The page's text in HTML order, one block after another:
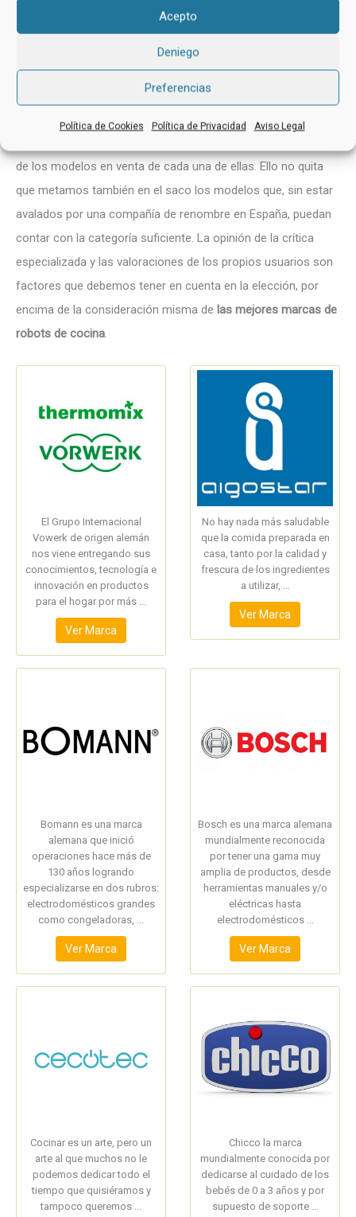
Acepto
Deniego
Preferencias
Política de Cookies Política de Privacidad Aviso Legal
modelos comparables por su naturaleza.
Top Marcas de Robots de Cocina
Cuando toca elegir un robot de cocina, lo primero que
hacemos todos es echar un vistazo a las principales marcas,
ya que éstas son las que más garantías nos dan a la mayoría
de los modelos en venta de cada una de ellas. Ello no quita
que metamos también en el saco los modelos que, sin estar
avalados por una compañía de renombre en España, puedan
contar con la categoría suficiente. La opinión de la crítica
especializada y las valoraciones de los propios usuarios son
factores que debemos tener en cuenta en la elección, por
encima de la consideración misma de las mejores marcas de
robots de cocina.
El Grupo Internacional
Vowerk de origen alemán
nos viene entregando sus
conocimientos, tecnología e
innovación en productos
para el hogar por más ...
Ver Marca
No hay nada más saludable
que la comida preparada en
casa, tanto por la calidad y
frescura de los ingredientes
a utilizar, ...
Ver Marca
Bomann es una marca
alemana que inició
operaciones hace más de
130 años logrando
especializarse en dos rubros:
electrodomésticos grandes
como congeladoras, ...
Ver Marca
Bosch es una marca alemana
mundialmente reconocida
por tener una gama muy
amplia de productos, desde
herramientas manuales y/o
eléctricas hasta
electrodomésticos ...
Ver Marca
Cocinar es un arte, pero un
arte al que muchos no le
podemos dedicar todo el
tiempo que quisiéramos y
tampoco queremos ...
Chicco la marca
mundialmente conocida por
dedicarse al cuidado de los
bebés de 0 a 3 años y por
supuesto de soporte ...